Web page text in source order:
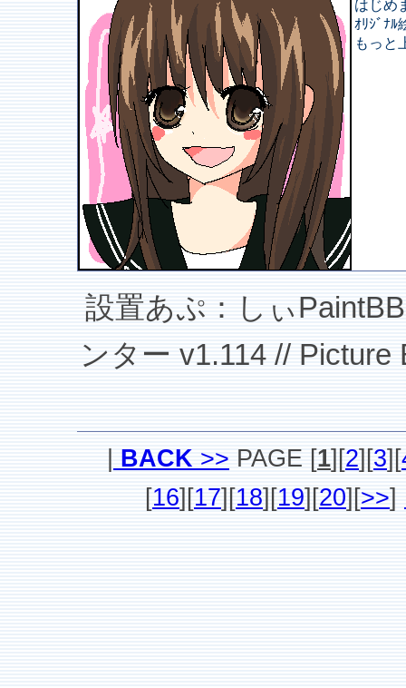
はじめ
ｵﾘｼﾞﾅ
もっと
設置あぷ：しぃ
ンター v1.114 //
| BACK >> PAGE [1][2][3][
[16][17][18][19][20][>>]